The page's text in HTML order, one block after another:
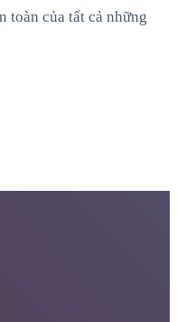
toàn của tất cả những